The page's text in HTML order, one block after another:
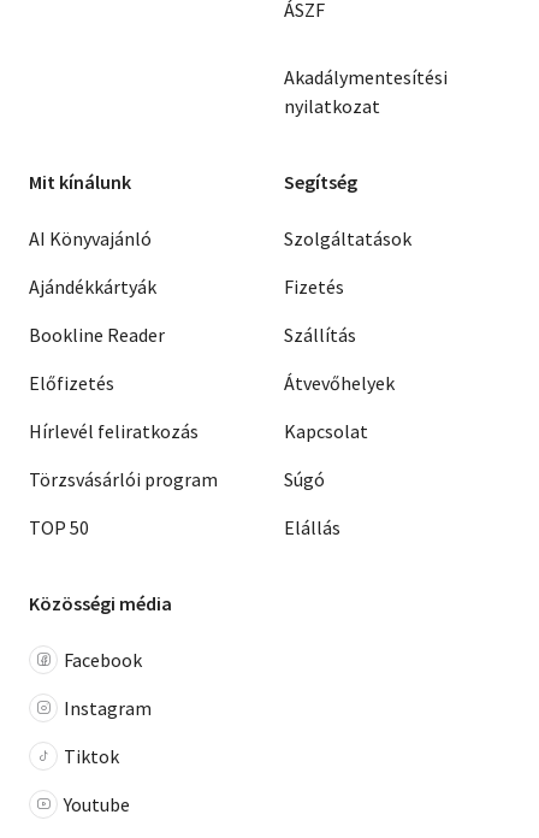
ÁSZF
Akadálymentesítési
nyilatkozat
Mit kínálunk
AI Könyvajánló
Ajándékkártyák
Bookline Reader
Előfizetés
Hírlevél feliratkozás
Törzsvásárlói program
TOP 50
Segítség
Szolgáltatások
Fizetés
Szállítás
Átvevőhelyek
Kapcsolat
Súgó
Elállás
Közösségi média
Facebook
Instagram
Tiktok
Youtube